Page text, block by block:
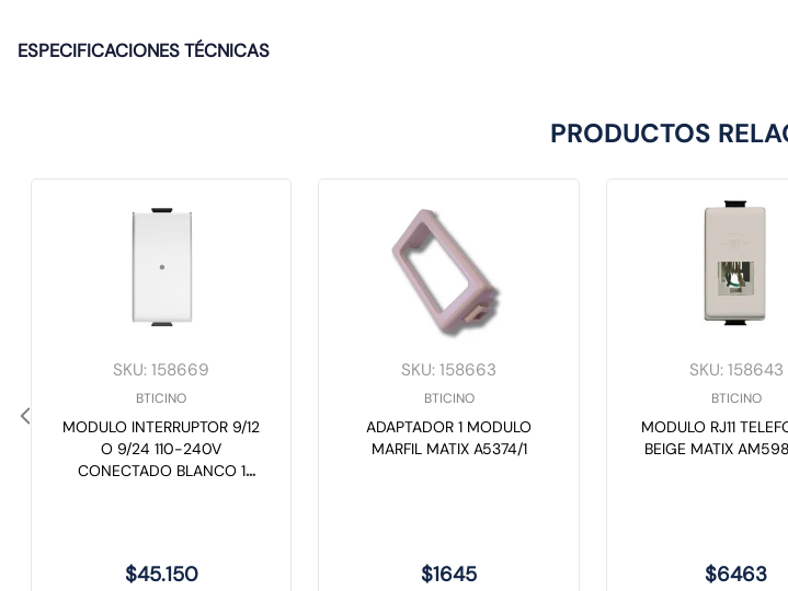
ESPECIFICACIONES TÉCNICAS
PRODUCTOS
SKU:158669
BTICINO
MODULO INTERRUPTOR 9/12
O 9/24 110-240V
CONECTADO BLANCO 1
$45.150
SKU:158663
BTICINO
ADAPTADOR 1 MODULO
MARFIL MATIX A5374/1
$1645
SKU: 158643
BTICINO
MODULO RJ11
BEIGE MATIX
$6463